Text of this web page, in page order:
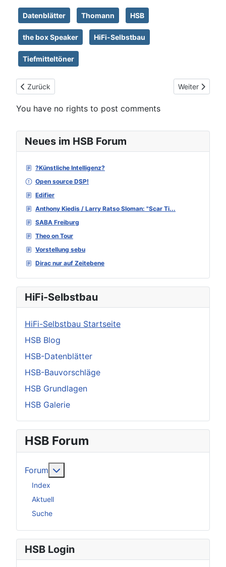
Neues im HSB Forum
?Künstliche Intelligenz?
Open source DSP!
Edifier
Anthony Kiedis / Larry Ratso Sloman: "Scar Ti...
SABA Freiburg
Theo on Tour
Vorstellung sebu
Dirac nur auf Zeitebene
HiFi-Selbstbau
HiFi-Selbstbau Startseite
HSB Blog
HSB-Datenblätter
HSB-Bauvorschläge
HSB Grundlagen
HSB Galerie
HSB Forum
Forum
Index
Aktuell
Suche
HSB Login
Datenblätter Thomann HSB
the box Speaker HiFi-Selbstbau
Tiefmitteltöner
Vorheriger Beitrag: Dayton DSA135-8
Zurück Nächster
Weiter
You have no rights to post comments